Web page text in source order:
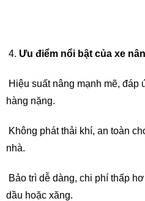
Ưu điểm nổi bật của xe
Hiệu suất nâng mạnh mẽ, đáp
hàng nặng.
Không phát thải khí, an toàn
nhà.
Bảo trì dễ dàng, chi phí thấp
dầu hoặc xăng.